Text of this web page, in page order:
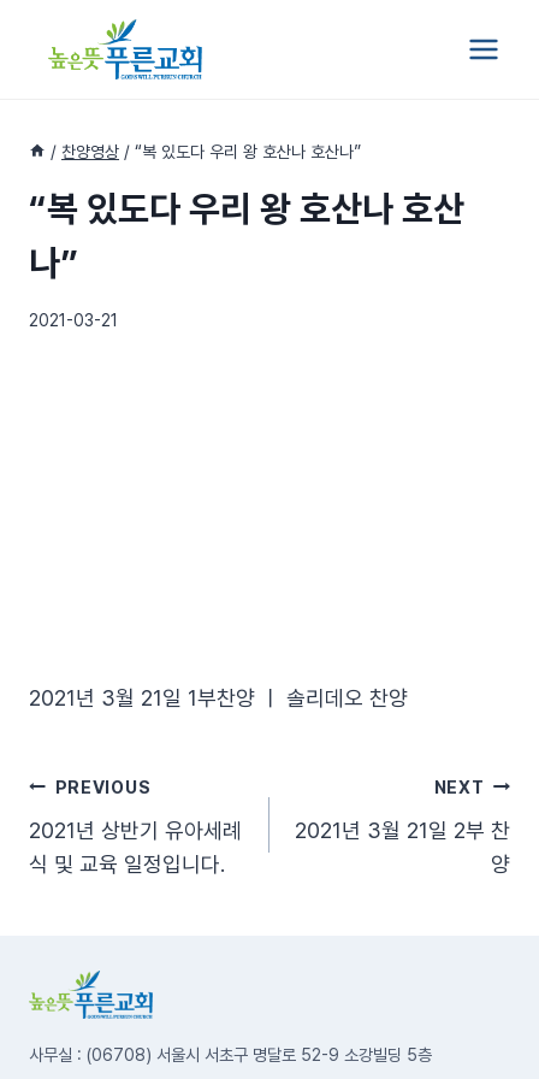
/ 찬양영상 / “복 있도다 우리 왕 호산나 호산나”
“복 있도다 우리 왕 호산나 호산
나”
2021-03-21
2021년 3월 21일 1부찬양 ㅣ 솔리데오 찬양
글
탐
PREVIOUS
2021년 상반기 유아세례
식 및 교육 일정입니다.
NEXT
2021년 3월 21일 2부 찬
양
사무실 : (06708) 서울시 서초구 명달로 52-9 소강빌딩 5층